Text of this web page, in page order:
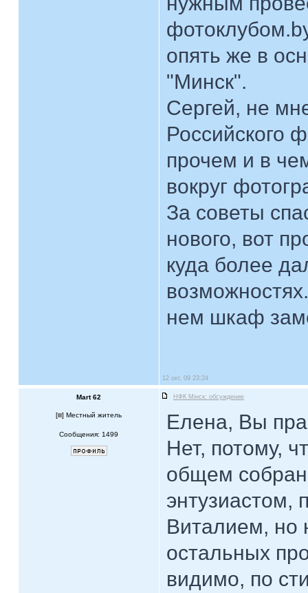
опять же в
"Минск".
Сергей, не
Российского
прочем и в
вокруг
За советы
нового, вот
куда более
нем шкаф
12 окт, 09 23:24
Mart 62 НФК Мiнск: обсуждение
[ ] Местный житель
Сообщения: 1499
Елена, Вы
Нет, потому,
общем
энтузиастом,
Виталием, но
остальных
видимо, по